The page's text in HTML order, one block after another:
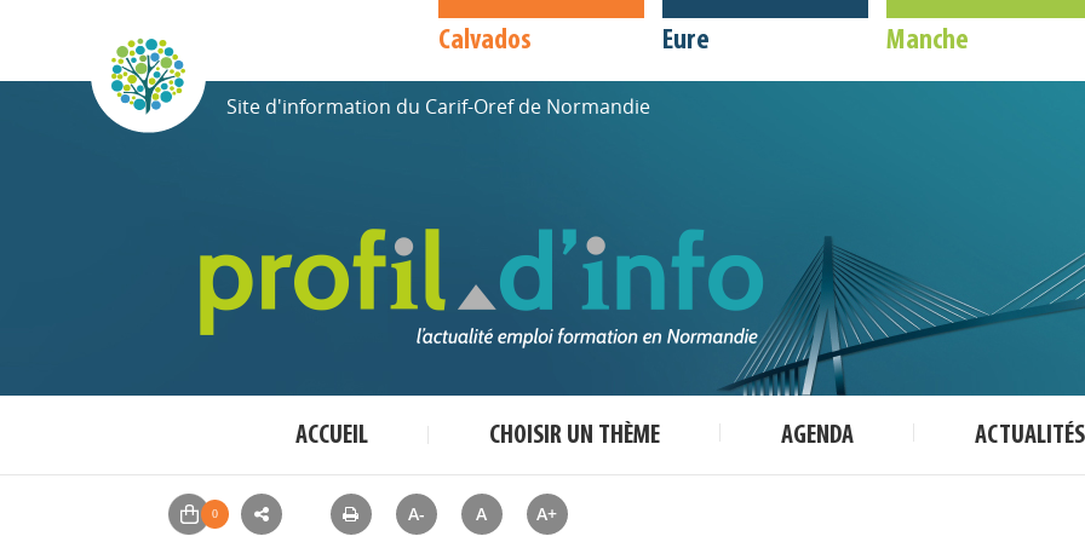
Calvados Eure Manche
Site d'information du Carif-Oref de Normandie
ACCUEIL CHOISIR UN THÈME AGENDA ACTUALITÉS
A- A A+